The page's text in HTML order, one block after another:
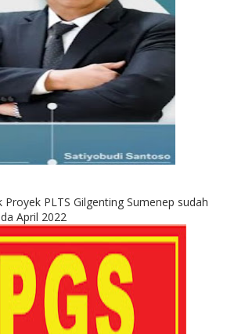
PLTS Gilgenting Sumenep sudah
April 2022